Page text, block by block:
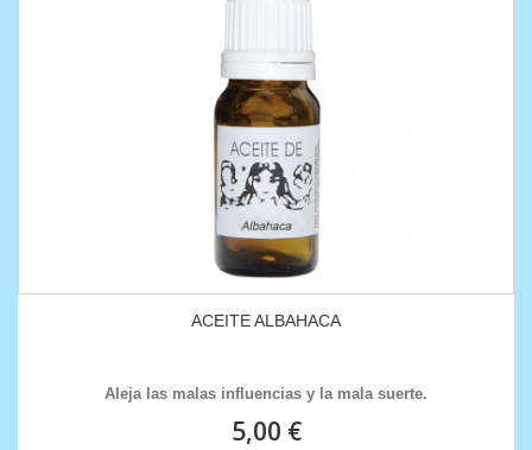
ACEITE ALBAHACA
Aleja las malas influencias y la mala suerte.
5,00 €